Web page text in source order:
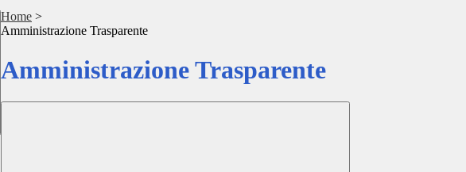
Home >
Amministrazione Trasparente
Amministrazione Trasparente